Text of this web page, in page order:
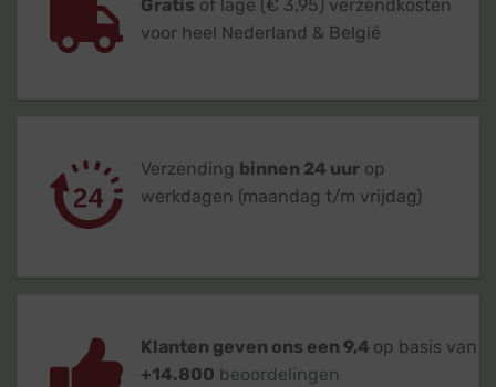
Gratis of lage (€ 3,95) verzendkosten
voor heel Nederland & België
Verzending binnen 24 uur op
werkdagen (maandag t/m vrijdag)
Klanten geven ons een 9,4 op basis van
+14.800 beoordelingen